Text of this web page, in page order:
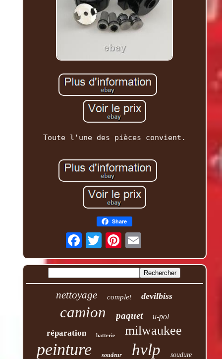
Toute l'une des pièces convient.
Share
nettoyage complet devilbiss
camion paquet u-pol
réparation batterie milwaukee
peinture soudeur hvlp soudure